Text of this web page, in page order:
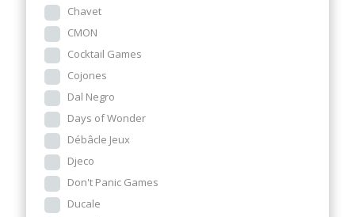
Chavet
CMON
Cocktail Games
Cojones
Dal Negro
Days of Wonder
Débâcle Jeux
Djeco
Don't Panic Games
Ducale